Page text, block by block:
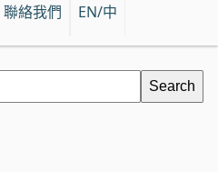
聯絡我們 EN/中